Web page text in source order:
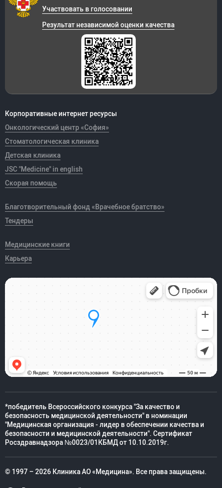
Корпоративные интернет ресурсы
Онкологический центр «София»
Стоматологическая клиника
Детская клиника
JSC "Medicine" in english
Скорая помощь
Благотворительный фонд «Врачебное братство»
Тендеры
Медицинские книги
Карьера
Участвовать в голосовании
Результат независимой оценки качества
*победитель Всероссийского конкурса "За качество и
безопасность медицинской деятельности" в номинации
"Медицинская организация - лидер в обеспечении качества и
безопасности и медицинской деятельности". Сертификат
Росздравнадзора №0023/01КБМД от 10.10.2019г.
© 1997 – 2026 Клиника АО «Медицина». Все права защищены.